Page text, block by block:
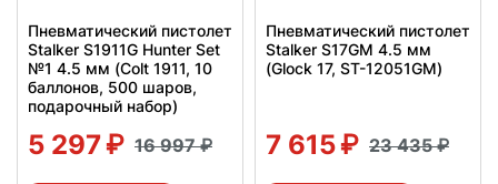
Пневматический пистолет
Stalker S1911G Hunter Set
№1 4.5 мм (Colt 1911, 10
баллонов, 500 шаров,
подарочный набор)
5 297 16 997
Пневматический пистолет
Stalker S17GM 4.5 мм
(Glock 17, ST-12051GM)
7 615 23 435